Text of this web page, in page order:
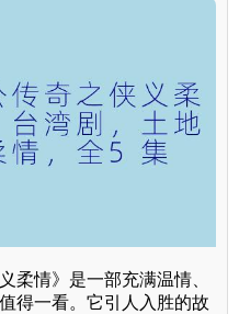
柔情》是一部充满温情、
得一看。它引人入胜的故